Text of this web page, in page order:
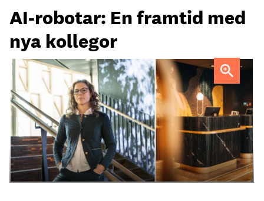
AI-robotar: En framtid med
nya kollegor
Professor Kristina Palm FOTO: Theresia Viska FOTO:
Dylan Calluy / Unsplash